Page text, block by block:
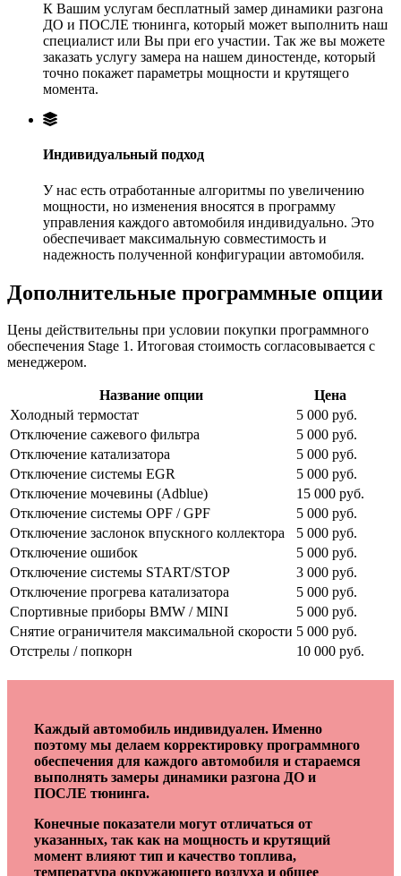
К Вашим услугам бесплатный замер динамики разгона
ДО и ПОСЛЕ тюнинга, который может выполнить наш
специалист или Вы при его участии. Так же вы можете
заказать услугу замера на нашем диностенде, который
точно покажет параметры мощности и крутящего
момента.
Индивидуальный подход
У нас есть отработанные алгоритмы по увеличению
мощности, но изменения вносятся в программу
управления каждого автомобиля индивидуально. Это
обеспечивает максимальную совместимость и
надежность полученной конфигурации автомобиля.
Дополнительные программные опции
Цены действительны при условии покупки программного
обеспечения Stage 1. Итоговая стоимость согласовывается с
менеджером.
Название опции
Цена
Холодный термостат
5 000 руб.
Отключение сажевого фильтра
5 000 руб.
Отключение катализатора
5 000 руб.
Отключение системы EGR
5 000 руб.
Отключение мочевины (Adblue)
15 000 руб.
Отключение системы OPF / GPF
5 000 руб.
Отключение заслонок впускного коллектора
5 000 руб.
Отключение ошибок
5 000 руб.
Отключение системы START/STOP
3 000 руб.
Отключение прогрева катализатора
5 000 руб.
Спортивные приборы BMW / MINI
5 000 руб.
Снятие ограничителя максимальной скорости 5 000 руб.
Отстрелы / попкорн
10 000 руб.
Каждый автомобиль индивидуален. Именно
поэтому мы делаем корректировку программного
обеспечения для каждого автомобиля и стараемся
выполнять замеры динамики разгона ДО и
ПОСЛЕ тюнинга.
Конечные показатели могут отличаться от
указанных, так как на мощность и крутящий
момент влияют тип и качество топлива,
температура окружающего воздуха и общее